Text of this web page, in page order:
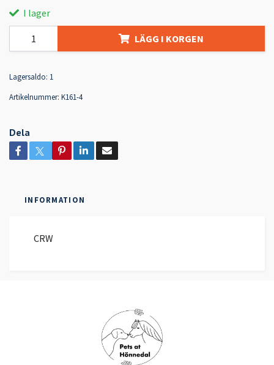
I lager
LÄGG I KORGEN
Lagersaldo: 1
Artikelnummer: K161-4
Dela
INFORMATION
CRW